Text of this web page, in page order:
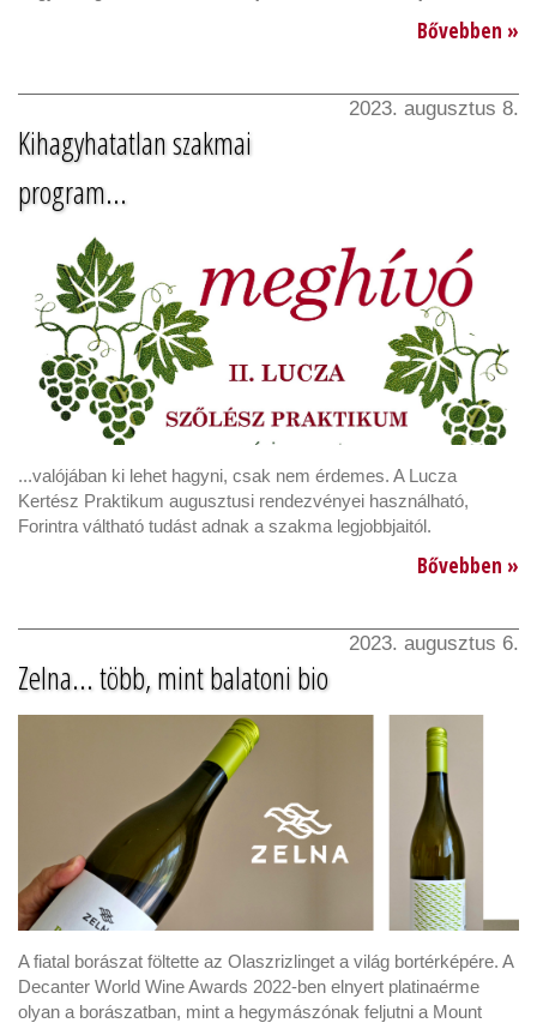
Bővebben »
2023. augusztus 8.
Kihagyhatatlan szakmai
program...
...valójában ki lehet hagyni, csak nem érdemes. A Lucza
Kertész Praktikum augusztusi rendezvényei használható,
Forintra váltható tudást adnak a szakma legjobbjaitól.
Bővebben »
2023. augusztus 6.
Zelna... több, mint balatoni bio
A fiatal borászat föltette az Olaszrizlinget a világ bortérképére. A
Decanter World Wine Awards 2022-ben elnyert platinaérme
olyan a borászatban, mint a hegymászónak feljutni a Mount